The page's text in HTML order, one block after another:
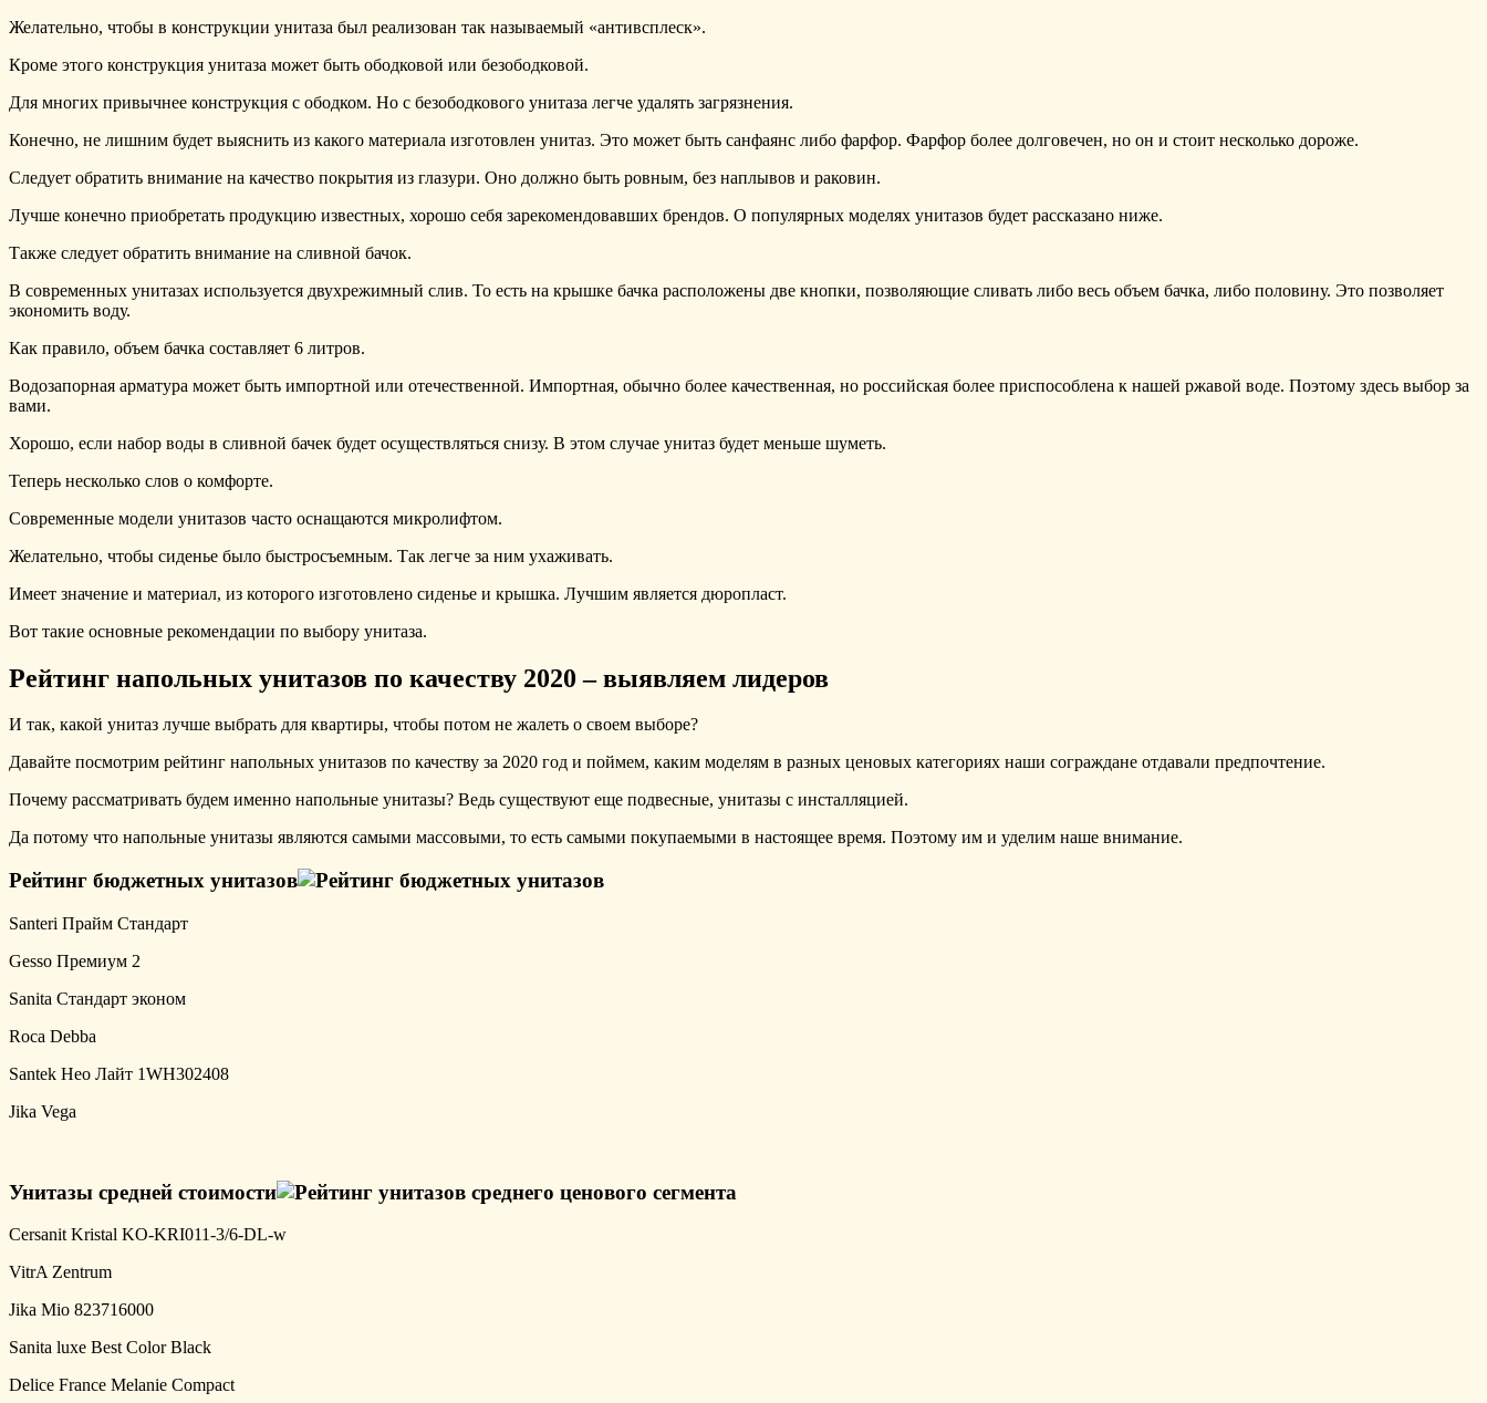
Желательно, чтобы в конструкции унитаза был реализован так называемый «антивсплеск».
Кроме этого конструкция унитаза может быть ободковой или безободковой.
Для многих привычнее конструкция с ободком. Но с безободкового унитаза легче удалять загрязнения.
Конечно, не лишним будет выяснить из какого материала изготовлен унитаз. Это может быть санфаянс либо фарфор. Фарфор более долговечен, но он и стоит несколько дороже.
Следует обратить внимание на качество покрытия из глазури. Оно должно быть ровным, без наплывов и раковин.
Лучше конечно приобретать продукцию известных, хорошо себя зарекомендовавших брендов. О популярных моделях унитазов будет рассказано ниже.
Также следует обратить внимание на сливной бачок.
В современных унитазах используется двухрежимный слив. То есть на крышке бачка расположены две кнопки, позволяющие сливать либо весь объем бачка, либо половину. Это позволяет
экономить воду.
Как правило, объем бачка составляет 6 литров.
Водозапорная арматура может быть импортной или отечественной. Импортная, обычно более качественная, но российская более приспособлена к нашей ржавой воде. Поэтому здесь выбор за
вами.
Хорошо, если набор воды в сливной бачек будет осуществляться снизу. В этом случае унитаз будет меньше шуметь.
Теперь несколько слов о комфорте.
Современные модели унитазов часто оснащаются микролифтом.
Желательно, чтобы сиденье было быстросъемным. Так легче за ним ухаживать.
Имеет значение и материал, из которого изготовлено сиденье и крышка. Лучшим является дюропласт.
Вот такие основные рекомендации по выбору унитаза.
Рейтинг напольных унитазов по качеству 2020 – выявляем лидеров
И так, какой унитаз лучше выбрать для квартиры, чтобы потом не жалеть о своем выборе?
Давайте посмотрим рейтинг напольных унитазов по качеству за 2020 год и поймем, каким моделям в разных ценовых категориях наши сограждане отдавали предпочтение.
Почему рассматривать будем именно напольные унитазы? Ведь существуют еще подвесные, унитазы с инсталляцией.
Да потому что напольные унитазы являются самыми массовыми, то есть самыми покупаемыми в настоящее время. Поэтому им и уделим наше внимание.
Рейтинг бюджетных унитазов
Santeri Прайм Стандарт
Gesso Премиум 2
Sanita Стандарт эконом
Roca Debba
Santek Нео Лайт 1WH302408
Jika Vega
Унитазы средней стоимости
Cersanit Kristal KO-KRI011-3/6-DL-w
VitrA Zentrum
Jika Mio 823716000
Sanita luxe Best Color Black
Delice France Melanie Compact